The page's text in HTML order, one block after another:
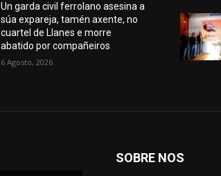
Un garda civil ferrolano asesina a
súa expareja, tamén axente, no
cuartel de Llanes e morre
abatido por compañeiros
6 Agosto, 2026
SOBRE NOS